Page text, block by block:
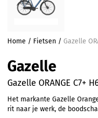
Home / Fietsen / Gazelle
Gazelle
Gazelle ORANGE C7+
Het markante Gazelle
rit naar je werk, de